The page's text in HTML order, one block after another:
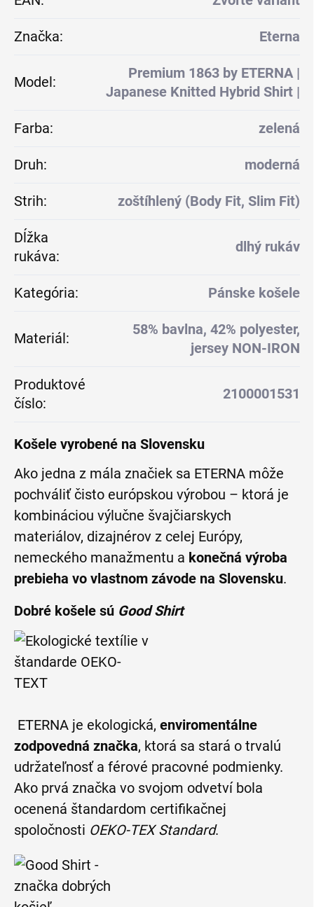
Značka: Eterna
Model:
Premium 1863 by ETERNA |
Japanese Knitted Hybrid Shirt |
Farba: zelená
Druh: moderná
Strih: zoštíhlený (Body Fit, Slim Fit)
Dĺžka
rukáva:
dlhý rukáv
Kategória: Pánske košele
Materiál:
58% bavlna, 42% polyester,
jersey NON-IRON
Produktové
číslo:
2100001531
Košele vyrobené na Slovensku
Ako jedna z mála značiek sa ETERNA môže
pochváliť čisto európskou výrobou – ktorá je
kombináciou výlučne švajčiarskych
materiálov, dizajnérov z celej Európy,
nemeckého manažmentu a konečná výroba
prebieha vo vlastnom závode na Slovensku.
Dobré košele sú Good Shirt
ETERNA je ekologická, enviromentálne
zodpovedná značka, ktorá sa stará o trvalú
udržateľnosť a férové pracovné podmienky.
Ako prvá značka vo svojom odvetví bola
ocenená štandardom certifikačnej
spoločnosti OEKO-TEX Standard.